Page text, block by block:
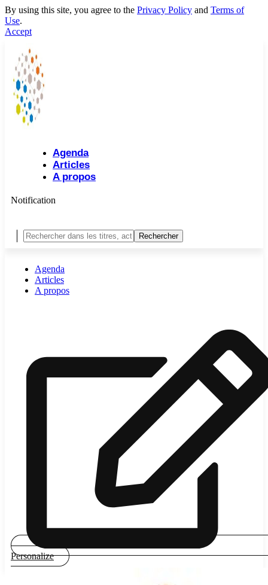
By using this site, you agree to the Privacy Policy and Terms of
Use.
Accept
Agenda
Articles
A propos
Notification
Agenda
Articles
A propos
Personalize